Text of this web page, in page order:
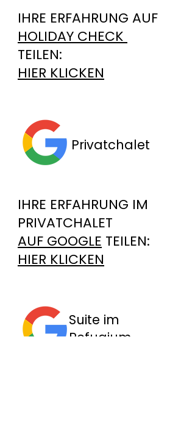
IHRE ERFAHRUNG AUF
HOLIDAY CHECK
TEILEN:
HIER KLICKEN
Privatchalet
IHRE ERFAHRUNG IM
PRIVATCHALET
AUF GOOGLE TEILEN:
HIER KLICKEN
Suite im
Refugium